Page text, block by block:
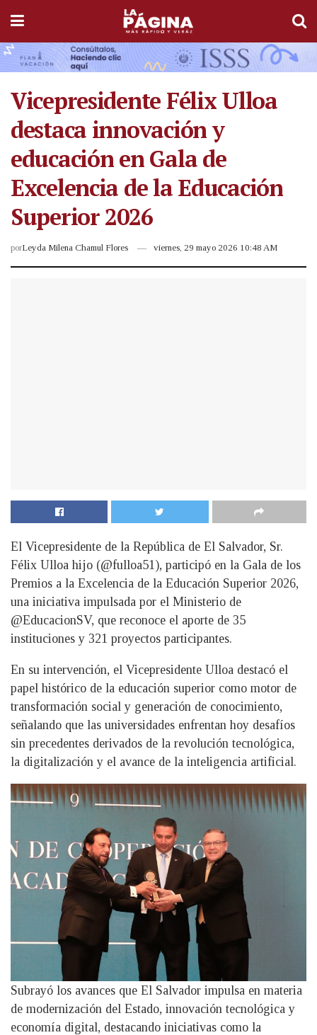
Vicepresidente Félix Ulloa
destaca innovación y
educación en Gala de
Excelencia de la Educación
Superior 2026
porLeyda Milena Chamul Flores viernes, 29 mayo 2026 10:48 AM
El Vicepresidente de la República de El Salvador, Sr.
Félix Ulloa hijo (@fulloa51), participó en la Gala de los
Premios a la Excelencia de la Educación Superior 2026,
una iniciativa impulsada por el Ministerio de
@EducacionSV, que reconoce el aporte de 35
instituciones y 321 proyectos participantes.
En su intervención, el Vicepresidente Ulloa destacó el
papel histórico de la educación superior como motor de
transformación social y generación de conocimiento,
señalando que las universidades enfrentan hoy desafíos
sin precedentes derivados de la revolución tecnológica,
la digitalización y el avance de la inteligencia artificial.
Subrayó los avances que El Salvador impulsa en materia
de modernización del Estado, innovación tecnológica y
economía digital, destacando iniciativas como la